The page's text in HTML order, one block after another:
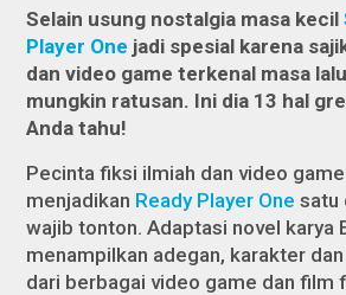
Selain usung nostalgia masa kecil
Player One jadi spesial karena
danvideo game terkenal masa
mungkin ratusan. Ini dia 13 hal
Anda tahu!
Pecinta fiksi ilmiah dan video
menjadikan Ready Player One satu
wajib tonton. Adaptasi novel karya
menampilkan adegan, karakter
dari berbagai video game dan film